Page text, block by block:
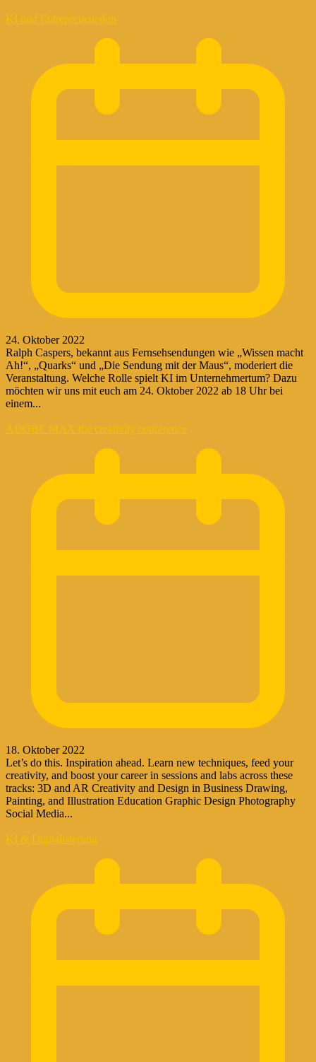
KI und Entrepreneurship
24. Oktober 2022
Ralph Caspers, bekannt aus Fernsehsendungen wie „Wissen macht
Ah!“, „Quarks“ und „Die Sendung mit der Maus“, moderiert die
Veranstaltung. Welche Rolle spielt KI im Unternehmertum? Dazu
möchten wir uns mit euch am 24. Oktober 2022 ab 18 Uhr bei
einem...
ADOBE MAX the creativity conference
18. Oktober 2022
Let’s do this. Inspiration ahead. Learn new techniques, feed your
creativity, and boost your career in sessions and labs across these
tracks: 3D and AR Creativity and Design in Business Drawing,
Painting, and Illustration Education Graphic Design Photography
Social Media...
KI & Digitalisierung